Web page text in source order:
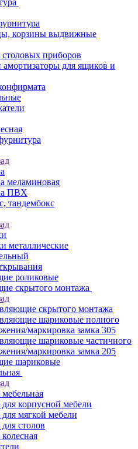
корзины выдвижные
столовых приборов
для ящиков и
меламиновая
ПВХ
тандембокс
металлические
роликовые
скрытого монтажа
скрытого монтажа
шариковые полного
маркировка замка 305
шариковые частичного
маркировка замка 205
шариковые
корпусной мебели
мягкой мебели
столов